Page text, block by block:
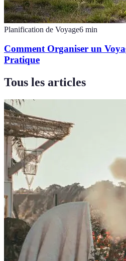
Planification de Voyage6 min
Comment Organiser un
Pratique
Tous les articles